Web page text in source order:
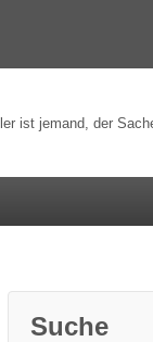
ist jemand, der
Suche